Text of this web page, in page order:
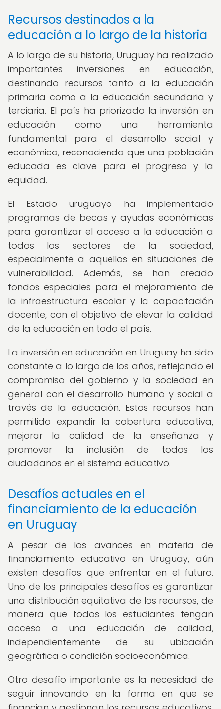
Recursos destinados a la
educación a lo largo de la historia
A lo largo de su historia, Uruguay ha realizado
importantes inversiones en educación,
destinando recursos tanto a la educación
primaria como a la educación secundaria y
terciaria. El país ha priorizado la inversión en
educación como una herramienta
fundamental para el desarrollo social y
económico, reconociendo que una población
educada es clave para el progreso y la
equidad.
El Estado uruguayo ha implementado
programas de becas y ayudas económicas
para garantizar el acceso a la educación a
todos los sectores de la sociedad,
especialmente a aquellos en situaciones de
vulnerabilidad. Además, se han creado
fondos especiales para el mejoramiento de
la infraestructura escolar y la capacitación
docente, con el objetivo de elevar la calidad
de la educación en todo el país.
La inversión en educación en Uruguay ha sido
constante a lo largo de los años, reflejando el
compromiso del gobierno y la sociedad en
general con el desarrollo humano y social a
través de la educación. Estos recursos han
permitido expandir la cobertura educativa,
mejorar la calidad de la enseñanza y
promover la inclusión de todos los
ciudadanos en el sistema educativo.
Desafíos actuales en el
financiamiento de la educación
en Uruguay
A pesar de los avances en materia de
financiamiento educativo en Uruguay, aún
existen desafíos que enfrentar en el futuro.
Uno de los principales desafíos es garantizar
una distribución equitativa de los recursos, de
manera que todos los estudiantes tengan
acceso a una educación de calidad,
independientemente de su ubicación
geográfica o condición socioeconómica.
Otro desafío importante es la necesidad de
seguir innovando en la forma en que se